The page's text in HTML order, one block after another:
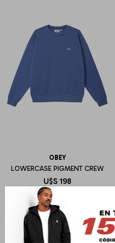
OBEY
LOWERCASE PIGMENT CREW
U$S 198